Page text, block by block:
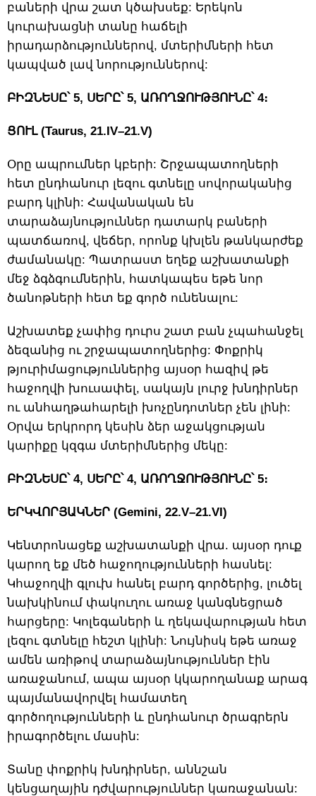
բաների վրա շատ կծախսեք: Երեկոն
կուրախացնի տանը հաճելի
իրադարձություններով, մտերիմների հետ
կապված լավ նորություններով:
ԲԻԶՆԵՍԸ՝ 5, ՍԵՐԸ՝ 5, ԱՌՈՂՋՈՒԹՅՈՒՆԸ՝ 4։
ՑՈՒԼ (Taurus, 21.IV–21.V)
Օրը ապրումներ կբերի: Շրջապատողների
հետ ընդհանուր լեզու գտնելը սովորականից
բարդ կլինի: Հավանական են
տարաձայնություններ դատարկ բաների
պատճառով, վեճեր, որոնք կխլեն թանկարժեք
ժամանակը: Պատրաստ եղեք աշխատանքի
մեջ ձգձգումներին, հատկապես եթե նոր
ծանոթների հետ եք գործ ունենալու:
Աշխատեք չափից դուրս շատ բան չպահանջել
ձեզանից ու շրջապատողներից: Փոքրիկ
թյուրիմացություններից այսօր հազիվ թե
հաջողվի խուսափել, սակայն լուրջ խնդիրներ
ու անհաղթահարելի խոչընդոտներ չեն լինի:
Օրվա երկրորդ կեսին ձեր աջակցության
կարիքը կզգա մտերիմներից մեկը:
ԲԻԶՆԵՍԸ՝ 4, ՍԵՐԸ՝ 4, ԱՌՈՂՋՈՒԹՅՈՒՆԸ՝ 5։
ԵՐԿՎՈՐՅԱԿՆԵՐ (Gemini, 22.V–21.VI)
Կենտրոնացեք աշխատանքի վրա. այսօր դուք
կարող եք մեծ հաջողությունների հասնել:
Կհաջողվի գլուխ հանել բարդ գործերից, լուծել
նախկինում փակուղու առաջ կանգնեցրած
հարցերը: Կոլեգաների և ղեկավարության հետ
լեզու գտնելը հեշտ կլինի: Նույնիսկ եթե առաջ
ամեն առիթով տարաձայնություններ էին
առաջանում, ապա այսօր կկարողանաք արագ
պայմանավորվել համատեղ
գործողությունների և ընդհանուր ծրագրերն
իրագործելու մասին:
Տանը փոքրիկ խնդիրներ, աննշան
կենցաղային դժվարություններ կառաջանան: